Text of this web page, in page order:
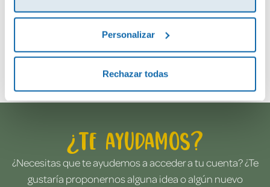
Personalizar
Rechazar todas
Envía tu opinión
¿Te ayudamos?
¿Necesitas que te ayudemos a acceder a tu cuenta? ¿Te
gustaría proponernos alguna idea o algún nuevo